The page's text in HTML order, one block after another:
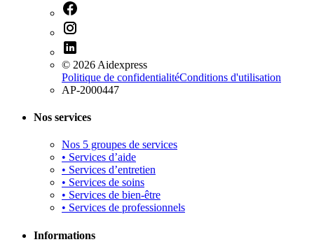
© 2026 Aidexpress
Politique de confidentialitéConditions d'utilisation
AP-2000447
Nos services
Nos 5 groupes de services
• Services d’aide
• Services d’entretien
• Services de soins
• Services de bien-être
• Services de professionnels
Informations